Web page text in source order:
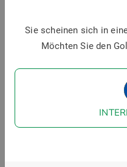
iGUARD
Sie scheinen sich in
Möchten Sie den